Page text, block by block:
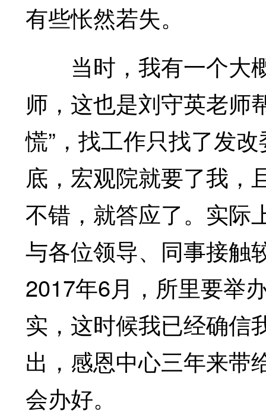
有些怅然若失。
当时，我有一个大
师，这也是刘守英老师
慌”，找工作只找了发
底，宏观院就要了我，
不错，就答应了。实际
与各位领导、同事接触
2017年6月，所里要举
实，这时候我已经确信
出，感恩中心三年来带
会办好。